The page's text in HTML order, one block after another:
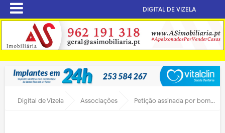
DIGITAL DE VIZELA
Digital de Vizela Associações Petição assinada por bombeiros vai pedir à direção para manter Paulo Oliveira como Comandante